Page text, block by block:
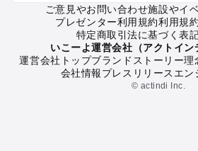
埼玉の定番お出かけスポット
埼玉の遊園地
埼玉の動物園
埼玉のバーベキュー
ご意見やお問い合わせ施設やイ
プレゼンター利用規約利用規約
特定商取引法に基づく表
いこーよ運営会社（アクトイン
運営会社トップブランドストーリー理
会社情報プレスリリース エン
© actindi Inc.